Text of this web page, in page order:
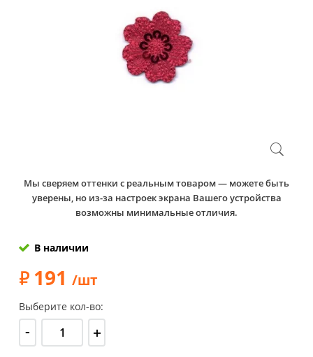
Мы сверяем оттенки с реальным товаром — можете быть
уверены, но из-за настроек экрана Вашего устройства
возможны минимальные отличия.
В наличии
191 /шт
Выберите кол-во:
- +